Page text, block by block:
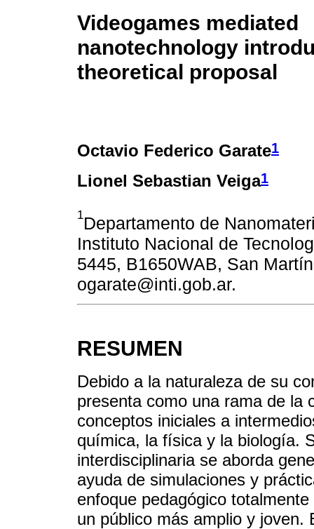
Videogames mediated
nanotechnology
theoretical proposal
Octavio Federico Garate1
Lionel Sebastian Veiga1
1Departamento de
Instituto Nacional de
5445, B1650WAB, San
ogarate@inti.gob.ar.
RESUMEN
Debido a la naturaleza de su
presenta como una rama de la
conceptos iniciales a
química, la física y la biología.
interdisciplinaria se aborda
ayuda de simulaciones y
enfoque pedagógico
un público más amplio y joven.